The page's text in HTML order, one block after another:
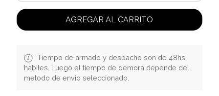
AGREGAR AL CARRITO
Tiempo de armado y despacho son de 48hs
habiles. Luego el tiempo de demora depende del
metodo de envio seleccionado.